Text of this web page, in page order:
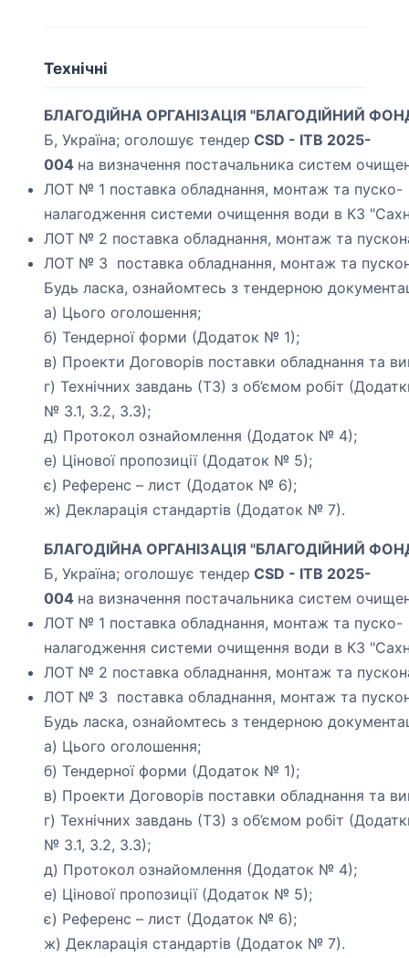
Технічні
БЛАГОДІЙНА ОРГАНІЗАЦІЯ "БЛАГОДІЙНИЙ
Б, Україна; оголошує тендер CSD - ITB 2025-
004 на визначення постачальника систем
ЛОТ № 1 поставка обладнання, монтаж та пуско-
налагодження системи очищення води в КЗ
ЛОТ № 2 поставка обладнання, монтаж та
ЛОТ № 3 поставка обладнання, монтаж та
Будь ласка, ознайомтесь з тендерною
а) Цього оголошення;
б) Тендерної форми (Додаток № 1);
в) Проекти Договорів поставки обладнання та
г) Технічних завдань (ТЗ) з об’ємом робіт
№ 3.1, 3.2, 3.3);
д) Протокол ознайомлення (Додаток № 4);
е) Цінової пропозиції (Додаток № 5);
є) Референс – лист (Додаток № 6);
ж) Декларація стандартів (Додаток № 7).
БЛАГОДІЙНА ОРГАНІЗАЦІЯ "БЛАГОДІЙНИЙ
Б, Україна; оголошує тендер CSD - ITB 2025-
004 на визначення постачальника систем
ЛОТ № 1 поставка обладнання, монтаж та пуско-
налагодження системи очищення води в КЗ
ЛОТ № 2 поставка обладнання, монтаж та
ЛОТ № 3 поставка обладнання, монтаж та
Будь ласка, ознайомтесь з тендерною
а) Цього оголошення;
б) Тендерної форми (Додаток № 1);
в) Проекти Договорів поставки обладнання та
г) Технічних завдань (ТЗ) з об’ємом робіт
№ 3.1, 3.2, 3.3);
д) Протокол ознайомлення (Додаток № 4);
е) Цінової пропозиції (Додаток № 5);
є) Референс – лист (Додаток № 6);
ж) Декларація стандартів (Додаток № 7).